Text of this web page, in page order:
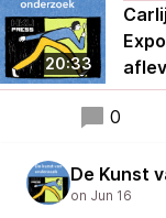
20:33
0